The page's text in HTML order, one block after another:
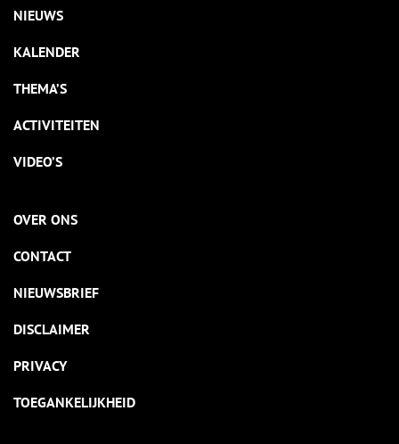
NIEUWS
KALENDER
THEMA’S
ACTIVITEITEN
VIDEO’S
OVER ONS
CONTACT
NIEUWSBRIEF
DISCLAIMER
PRIVACY
TOEGANKELIJKHEID